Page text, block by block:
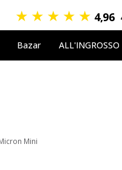
★ ★ ★ ★ ★ 4,96
Bazar ALL'INGROSSO
Mini